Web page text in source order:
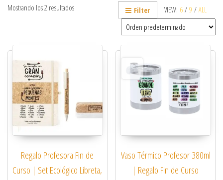
VIEW: 6 / 9 / ALL
Filter
Mostrando los 2 resultados
Regalo Profesora Fin de
Curso | Set Ecológico Libreta,
Vaso Térmico Profesor 380ml
| Regalo Fin de Curso